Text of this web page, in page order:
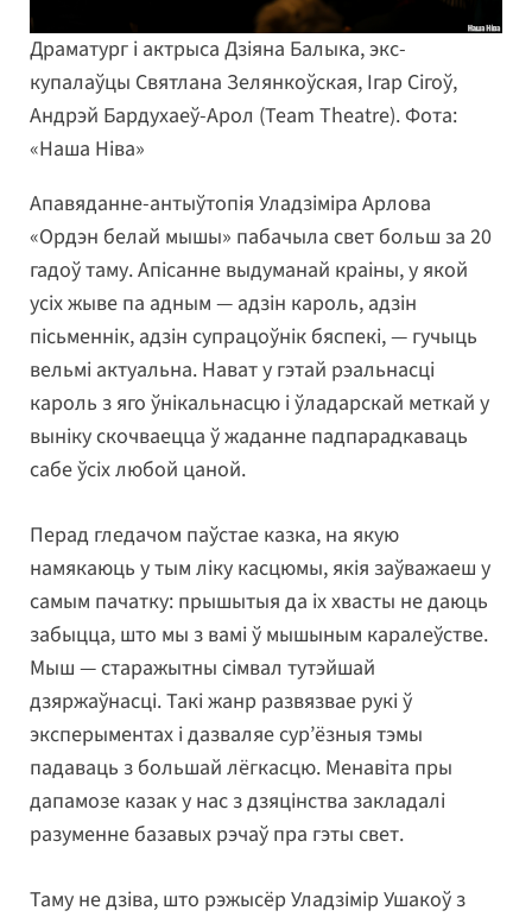
Драматург і актрыса Дзіяна Балыка, экс-
купалаўцы Святлана Зелянкоўская, Ігар Сігоў,
Андрэй Бардухаеў-Арол (Team Theatre). Фота:
«Наша Ніва»
Апавяданне-антыўтопія Уладзіміра Арлова
«Ордэн белай мышы» пабачыла свет больш за 20
гадоў таму. Апісанне выдуманай краіны, у якой
усіх жыве па адным — адзін кароль, адзін
пісьменнік, адзін супрацоўнік бяспекі, — гучыць
вельмі актуальна. Нават у гэтай рэальнасці
кароль з яго ўнікальнасцю і ўладарскай меткай у
выніку скочваецца ў жаданне падпарадкаваць
сабе ўсіх любой цаной.
Перад гледачом паўстае казка, на якую
намякаюць у тым ліку касцюмы, якія заўважаеш у
самым пачатку: прышытыя да іх хвасты не даюць
забыцца, што мы з вамі ў мышыным каралеўстве.
Мыш — старажытны сімвал тутэйшай
дзяржаўнасці. Такі жанр развязвае рукі ў
эксперыментах і дазваляе сур’ёзныя тэмы
падаваць з большай лёгкасцю. Менавіта пры
дапамозе казак у нас з дзяцінства закладалі
разуменне базавых рэчаў пра гэты свет.
Таму не дзіва, што рэжысёр Уладзімір Ушакоў з